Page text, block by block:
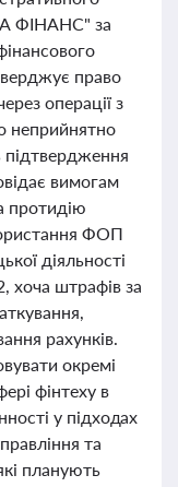
ФІНАНС" за
право
операції з
неприйнятно
підтвердження
вимогам
протидію
ФОП
діяльності
хоча штрафів за
рахунків.
окремі
фінтеху в
у підходах
та
планують